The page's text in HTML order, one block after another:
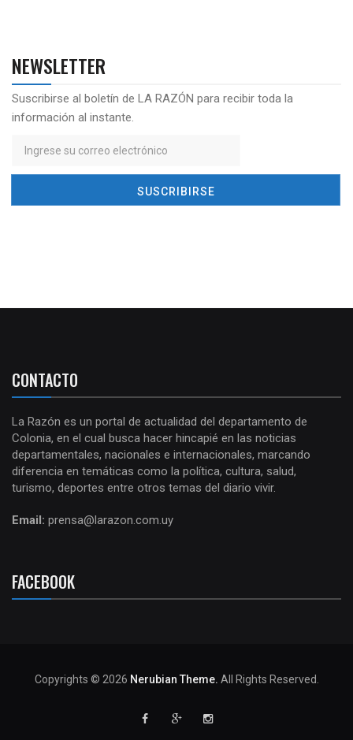
NEWSLETTER
Suscribirse al boletín de LA RAZÓN para recibir toda la
información al instante.
CONTACTO
La Razón es un portal de actualidad del departamento de
Colonia, en el cual busca hacer hincapié en las noticias
departamentales, nacionales e internacionales, marcando
diferencia en temáticas como la política, cultura, salud,
turismo, deportes entre otros temas del diario vivir.
Email: prensa@larazon.com.uy
FACEBOOK
Copyrights © 2026 Nerubian Theme. All Rights Reserved.